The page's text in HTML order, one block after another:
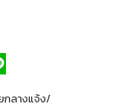
กลางแจ้ง/